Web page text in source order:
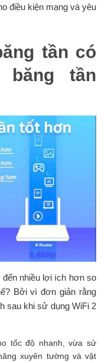
điều kiện mạng và yêu
tần có
tần
đến nhiều lợi ích hơn so
Bởi vì đơn giản rằng
sau khi sử dụng WiFi 2
tốc độ nhanh, vừa sử
xuyên tường và vật